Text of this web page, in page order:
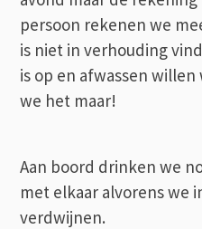
persoon rekenen we
is niet in verhouding
is op en afwassen
we het maar!
Aan boord drinken we
met elkaar alvorens we
verdwijnen.